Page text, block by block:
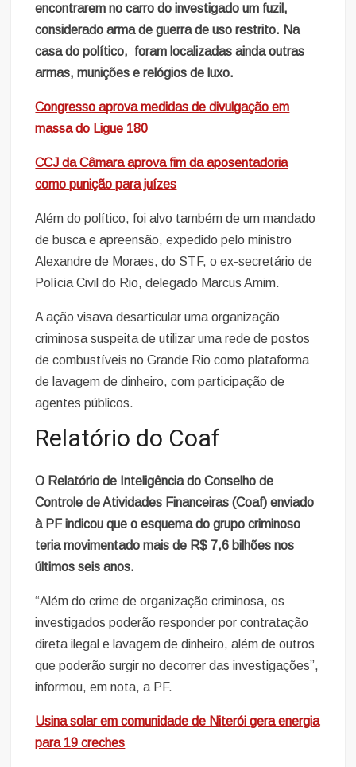
encontrarem no carro do investigado um fuzil,
considerado arma de guerra de uso restrito. Na
casa do político, foram localizadas ainda outras
armas, munições e relógios de luxo.
Congresso aprova medidas de divulgação em
massa do Ligue 180
CCJ da Câmara aprova fim da aposentadoria
como punição para juízes
Além do político, foi alvo também de um mandado
de busca e apreensão, expedido pelo ministro
Alexandre de Moraes, do STF, o ex-secretário de
Polícia Civil do Rio, delegado Marcus Amim.
A ação visava desarticular uma organização
criminosa suspeita de utilizar uma rede de postos
de combustíveis no Grande Rio como plataforma
de lavagem de dinheiro, com participação de
agentes públicos.
Relatório do Coaf
O Relatório de Inteligência do Conselho de
Controle de Atividades Financeiras (Coaf) enviado
à PF indicou que o esquema do grupo criminoso
teria movimentado mais de R$ 7,6 bilhões nos
últimos seis anos.
“Além do crime de organização criminosa, os
investigados poderão responder por contratação
direta ilegal e lavagem de dinheiro, além de outros
que poderão surgir no decorrer das investigações”,
informou, em nota, a PF.
Usina solar em comunidade de Niterói gera energia
para 19 creches